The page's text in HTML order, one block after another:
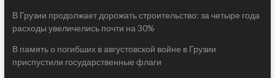
В Грузии продолжает дорожать строительство: за четыре года
расходы увеличелись почти на 30%
В память о погибших в августовской войне в Грузии
приспустили государственные флаги